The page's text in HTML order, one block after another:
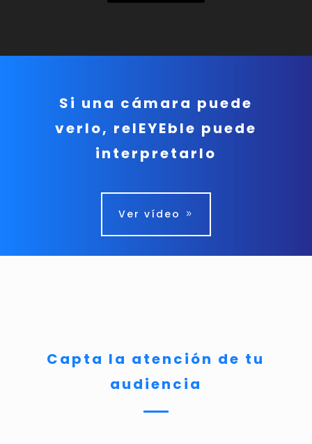
Si una cámara puede
verlo, relEYEble puede
interpretarlo
Ver vídeo
Capta la atención de tu
audiencia